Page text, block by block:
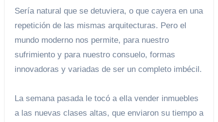
Sería natural que se detuviera, o que cayera en una
repetición de las mismas arquitecturas. Pero el
mundo moderno nos permite, para nuestro
sufrimiento y para nuestro consuelo, formas
innovadoras y variadas de ser un completo imbécil.
La semana pasada le tocó a ella vender inmuebles
a las nuevas clases altas, que enviaron su tiempo a